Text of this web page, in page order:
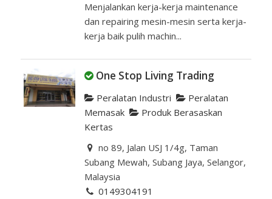
Menjalankan kerja-kerja maintenance
dan repairing mesin-mesin serta kerja-
kerja baik pulih machin...
One Stop Living Trading
Peralatan Industri
Peralatan
Memasak
Produk Berasaskan
Kertas
no 89, Jalan USJ 1/4g, Taman
Subang Mewah, Subang Jaya, Selangor,
Malaysia
0149304191